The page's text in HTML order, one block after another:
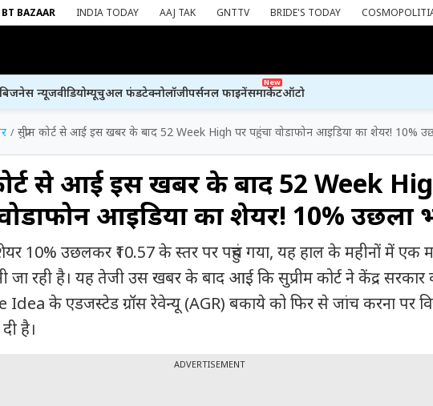
BT BAZAAR INDIA TODAY AAJ TAK GNTTV BRIDE'S TODAY
बिजनेस न्यूजवीडियोम्यूचुअल फंडटेक्नोलॉजीपर्सनल फाइनेंस
New
मार्केटऑटो
सुप्रीम कोर्ट से आई इस खबर के बाद 52 Week High पर पहुंचा वोडाफोन आइडिया का शेयर! 10%
कोर्ट से आई इस खबर के बाद 52 Week
आइडिया का शेयर! 10% उछला
10% उछलकर ₹10.57 के स्तर पर पहुंच गया, यह हाल के महीनों में एक
जा रही है। यह तेजी उस खबर के बाद आई कि सुप्रीम कोर्ट ने केंद्र सरकार
के एडजस्टेड ग्रॉस रेवेन्यू (AGR) बकाये को फिर से जांच करना पर
है।
ADVERTISEMENT